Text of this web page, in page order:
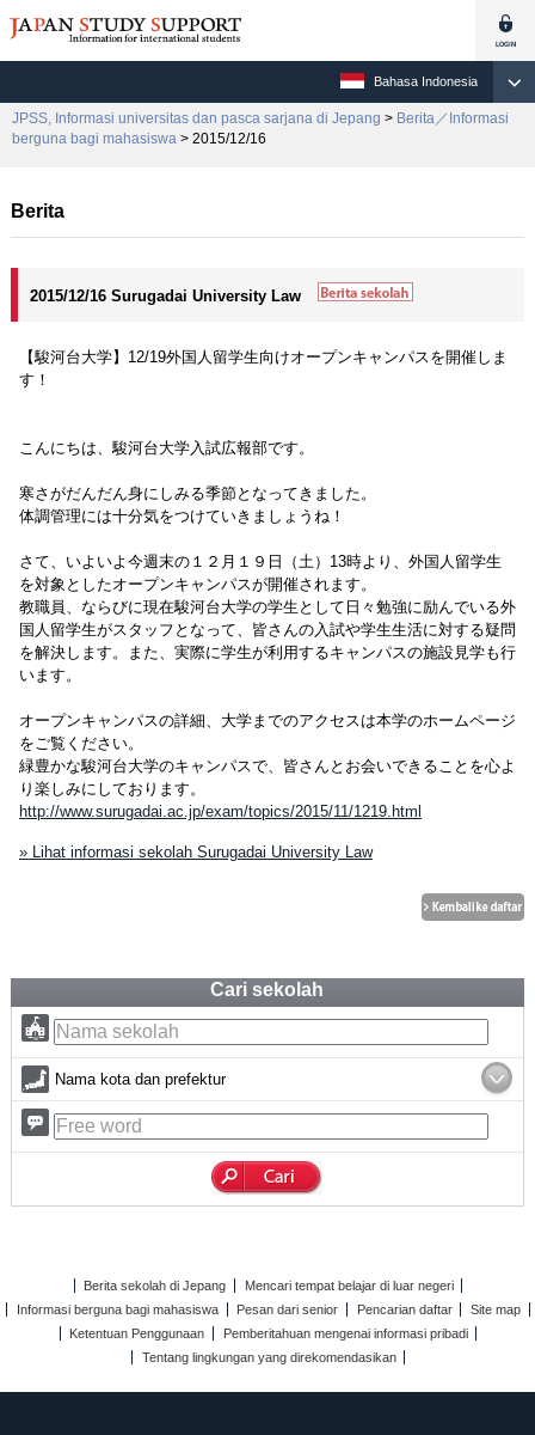
Bahasa Indonesia
JPSS, Informasi universitas dan pasca sarjana di Jepang > Berita／Informasi
berguna bagi mahasiswa > 2015/12/16
Berita
2015/12/16 Surugadai University Law
【駿河台大学】12/19外国人留学生向けオープンキャンパスを開催しま
す！
こんにちは、駿河台大学入試広報部です。
寒さがだんだん身にしみる季節となってきました。
体調管理には十分気をつけていきましょうね！
さて、いよいよ今週末の１２月１９日（土）13時より、外国人留学生
を対象としたオープンキャンパスが開催されます。
教職員、ならびに現在駿河台大学の学生として日々勉強に励んでいる外
国人留学生がスタッフとなって、皆さんの入試や学生生活に対する疑問
を解決します。また、実際に学生が利用するキャンパスの施設見学も行
います。
オープンキャンパスの詳細、大学までのアクセスは本学のホームページ
をご覧ください。
緑豊かな駿河台大学のキャンパスで、皆さんとお会いできることを心よ
り楽しみにしております。
http://www.surugadai.ac.jp/exam/topics/2015/11/1219.html
» Lihat informasi sekolah Surugadai University Law
Cari sekolah
Nama kota dan prefektur
Berita sekolah di Jepang
Mencari tempat belajar di luar negeri
Informasi berguna bagi mahasiswa
Pesan dari senior Pencarian daftar
Site map
Ketentuan Penggunaan
Pemberitahuan mengenai informasi pribadi
Tentang lingkungan yang direkomendasikan